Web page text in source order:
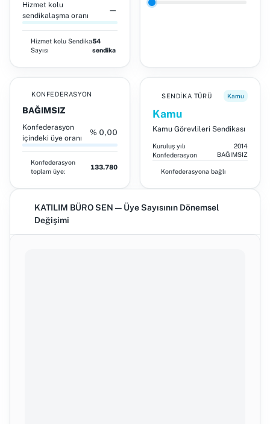
Hizmet kolu
sendikalaşma oranı
—
Hizmet kolu Sendika
Sayısı
54
sendika
KONFEDERASYON
BAĞIMSIZ
Konfederasyon
içindeki üye oranı
% 0,00
Konfederasyon
toplam üye:
133.780
SENDIKA TÜRÜ Kamu
Kamu
Kamu Görevlileri Sendikası
Kuruluş yılı
2014
Konfederasyon
BAĞIMSIZ
Konfederasyona bağlı
KATILIM BÜRO SEN — Üye Sayısının Dönemsel
Değişimi